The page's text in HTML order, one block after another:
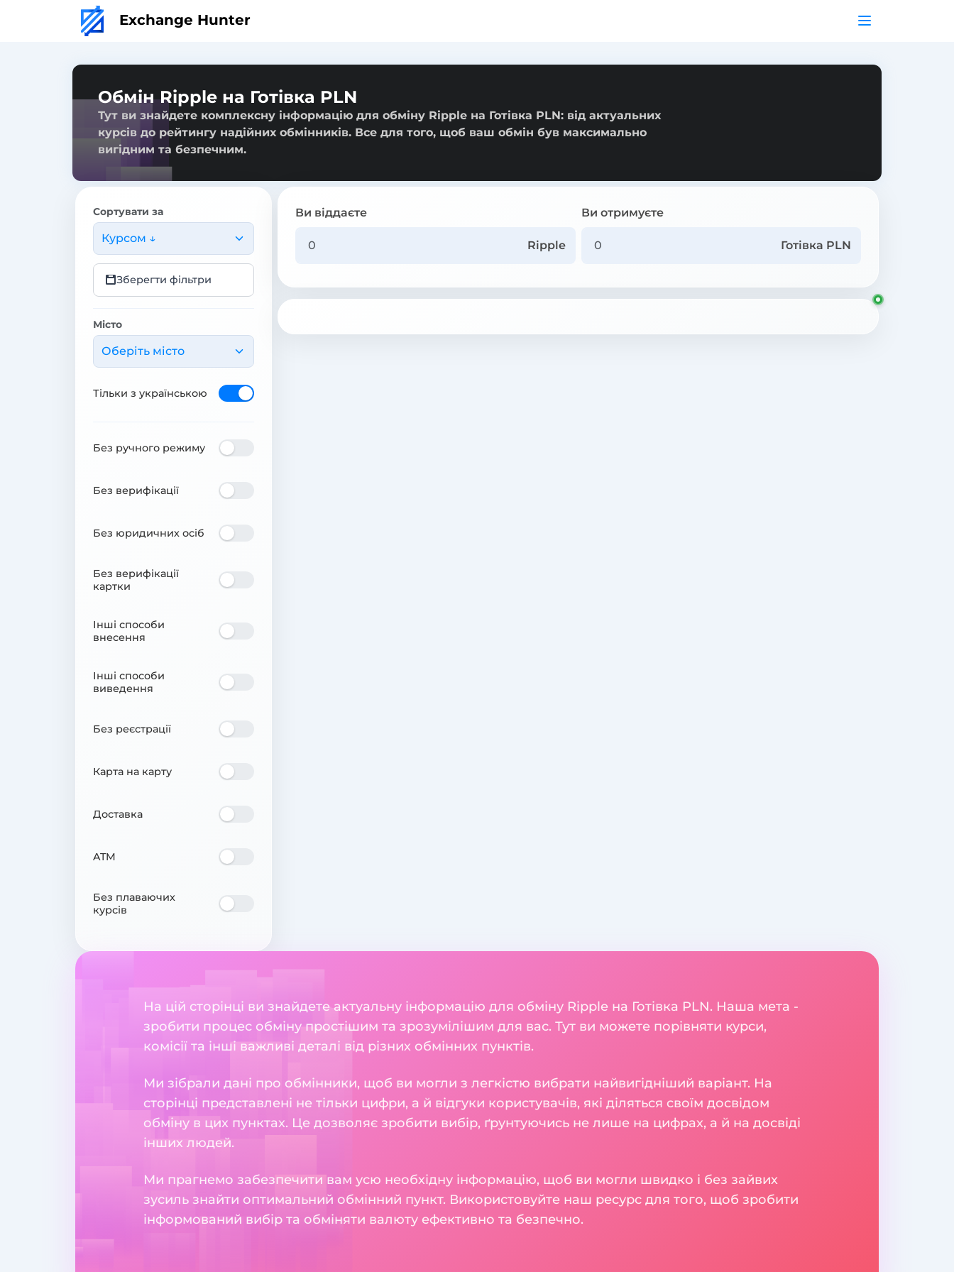
Exchange Hunter
Обмін Ripple на Готівка PLN
Тут ви знайдете комплексну інформацію для обміну Ripple на Готівка PLN: від актуальних
курсів до рейтингу надійних обмінників. Все для того, щоб ваш обмін був максимально
вигідним та безпечним.
Сортувати за
Курсом ↓
Зберегти фільтри
Місто
Оберіть місто
Тільки з українською
Без ручного режиму
Без верифікації
Без юридичних осіб
Без верифікації
картки
Інші способи
внесення
Інші способи
виведення
Без реєстрації
Карта на карту
Доставка
ATM
Без плаваючих
курсів
Ви віддаєте
Ripple
Ви отримуєте
Готівка PLN
На цій сторінці ви знайдете актуальну інформацію для обміну Ripple на Готівка PLN. Наша мета -
зробити процес обміну простішим та зрозумілішим для вас. Тут ви можете порівняти курси,
комісії та інші важливі деталі від різних обмінних пунктів.
Ми зібрали дані про обмінники, щоб ви могли з легкістю вибрати найвигідніший варіант. На
сторінці представлені не тільки цифри, а й відгуки користувачів, які діляться своїм досвідом
обміну в цих пунктах. Це дозволяє зробити вибір, ґрунтуючись не лише на цифрах, а й на досвіді
інших людей.
Ми прагнемо забезпечити вам усю необхідну інформацію, щоб ви могли швидко і без зайвих
зусиль знайти оптимальний обмінний пункт. Використовуйте наш ресурс для того, щоб зробити
інформований вибір та обміняти валюту ефективно та безпечно.